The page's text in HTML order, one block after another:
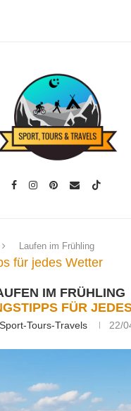
Laufen im Frühling
für jedes Wetter
IM FRÜHLING
FÜR
Sport-Tours-Travels 22/